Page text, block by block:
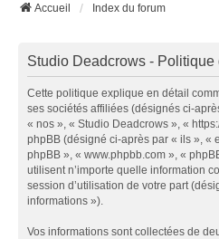
Accueil Index du forum
Studio Deadcrows -
Cette politique explique en détail
ses sociétés affiliées (désignés ci-
« nos », « Studio Deadcrows », «
phpBB (désigné ci-après par « ils », «
phpBB », « www.phpbb.com », «
utilisent n’importe quelle information
session d’utilisation de votre part
informations »).
Vos informations sont collectées de